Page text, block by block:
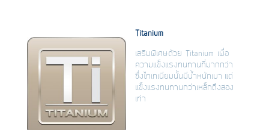
Titanium
เสริมพิเศษด้วย Titanium เพื่อ
ความแข็งแรงทนทานที่มากกว่า
ซึ่งไทเทเนียมนั้นมีน้ำหนักเบา แต่
แข็งแรงทนทานกว่าเหล็กถึงสอง
เท่า